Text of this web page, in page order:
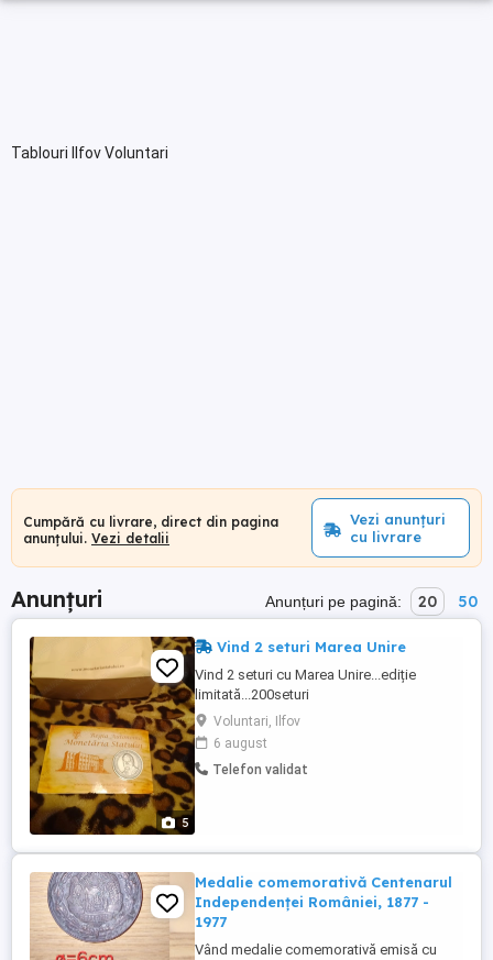
Tablouri Ilfov Voluntari
Cumpără cu livrare, direct din pagina
anunțului. Vezi detalii
Vezi anunțuri
cu livrare
Anunțuri Anunțuri pe pagină: 20 50
5
Vind 2 seturi Marea Unire
Vind 2 seturi cu Marea Unire...ediție
limitată...200seturi
Voluntari, Ilfov
6 august
Telefon validat
Medalie comemorativă Centenarul
Independenței României, 1877 -
1977
Vând medalie comemorativă emisă cu